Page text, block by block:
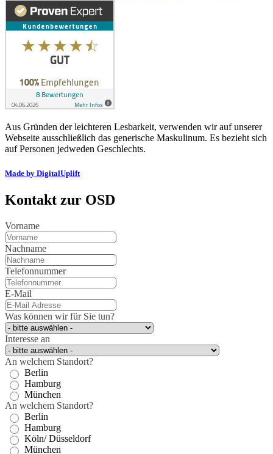
Aus Gründen der leichteren Lesbarkeit, verwenden wir auf unserer
Webseite ausschließlich das generische Maskulinum. Es bezieht sich
auf Personen jedweden Geschlechts.
Made by DigitalUplift
Kontakt zur OSD
Vorname
Nachname
Telefonnummer
E-Mail
Was können wir für Sie tun?
Interesse an
An welchem Standort?
Berlin
Hamburg
München
An welchem Standort?
Berlin
Hamburg
Köln/ Düsseldorf
München